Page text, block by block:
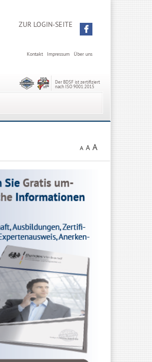
ZUR LOGIN-SEITE
Über uns
Impressum
Kontakt
Der BDSF ist zertifiziert
nach ISO 9001:2015
A A A